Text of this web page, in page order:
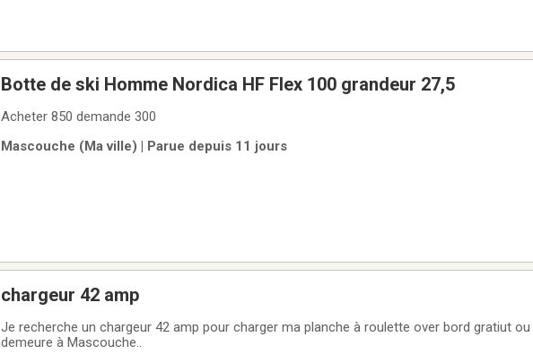
Botte de ski Homme Nordica HF Flex 100 grandeur 27,5
Acheter 850 demande 300
Mascouche (Ma ville) | Parue depuis 11 jours
chargeur 42 amp
Je recherche un chargeur 42 amp pour charger ma planche à roulette over bord gratiut
demeure à Mascouche..